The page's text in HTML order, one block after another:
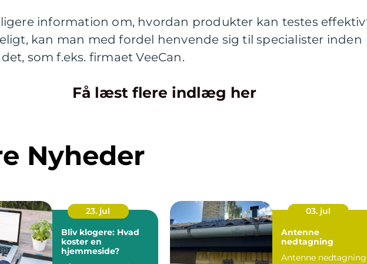
information om, hvordan produkter kan testes
kan man med fordel henvende sig til specialister inden
som f.eks. firmaet VeeCan.
Få læst flere indlæg her
Nyheder
23. jul
Bliv klogere: Hvad
koster en
hjemmeside?
03. jul
Antenne
nedtagning
Antenne nedtagning